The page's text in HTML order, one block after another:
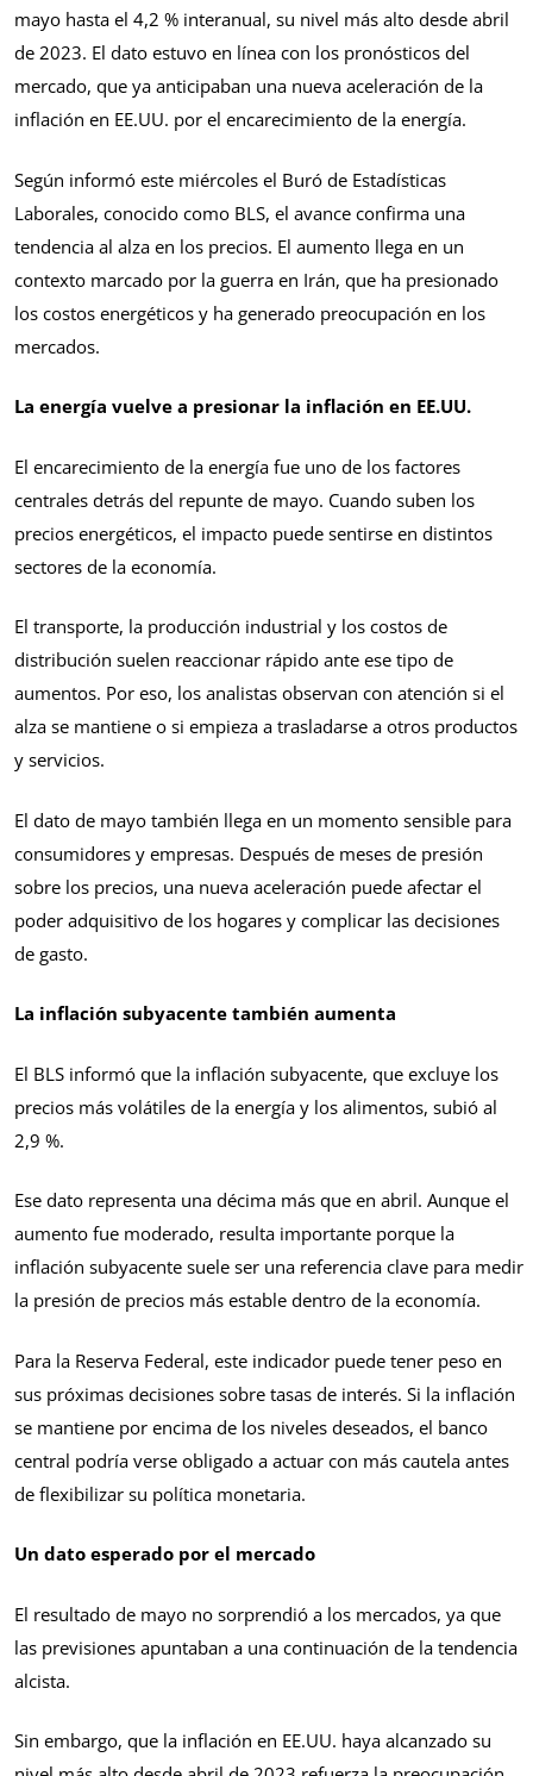
mayo hasta el 4,2 % interanual, su nivel más alto desde abril
de 2023. El dato estuvo en línea con los pronósticos del
mercado, que ya anticipaban una nueva aceleración de la
inflación en EE.UU. por el encarecimiento de la energía.
Según informó este miércoles el Buró de Estadísticas
Laborales, conocido como BLS, el avance confirma una
tendencia al alza en los precios. El aumento llega en un
contexto marcado por la guerra en Irán, que ha presionado
los costos energéticos y ha generado preocupación en los
mercados.
La energía vuelve a presionar la inflación en EE.UU.
El encarecimiento de la energía fue uno de los factores
centrales detrás del repunte de mayo. Cuando suben los
precios energéticos, el impacto puede sentirse en distintos
sectores de la economía.
El transporte, la producción industrial y los costos de
distribución suelen reaccionar rápido ante ese tipo de
aumentos. Por eso, los analistas observan con atención si el
alza se mantiene o si empieza a trasladarse a otros productos
y servicios.
El dato de mayo también llega en un momento sensible para
consumidores y empresas. Después de meses de presión
sobre los precios, una nueva aceleración puede afectar el
poder adquisitivo de los hogares y complicar las decisiones
de gasto.
La inflación subyacente también aumenta
El BLS informó que la inflación subyacente, que excluye los
precios más volátiles de la energía y los alimentos, subió al
2,9 %.
Ese dato representa una décima más que en abril. Aunque el
aumento fue moderado, resulta importante porque la
inflación subyacente suele ser una referencia clave para medir
la presión de precios más estable dentro de la economía.
Para la Reserva Federal, este indicador puede tener peso en
sus próximas decisiones sobre tasas de interés. Si la inflación
se mantiene por encima de los niveles deseados, el banco
central podría verse obligado a actuar con más cautela antes
de flexibilizar su política monetaria.
Un dato esperado por el mercado
El resultado de mayo no sorprendió a los mercados, ya que
las previsiones apuntaban a una continuación de la tendencia
alcista.
Sin embargo, que la inflación en EE.UU. haya alcanzado su